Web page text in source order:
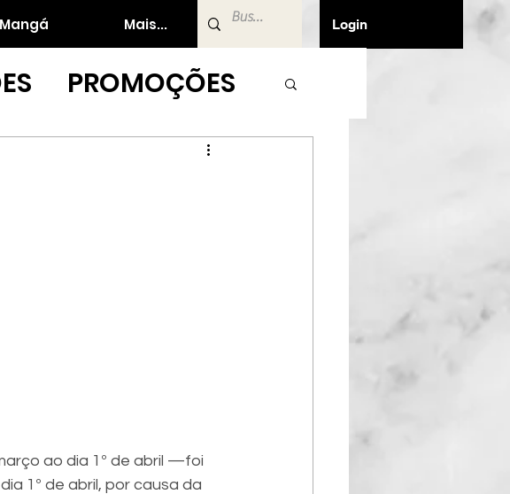
Mangá Mais... Login
PROMOÇÕES
ao dia 1º de abril —foi
1º de abril, por causa da